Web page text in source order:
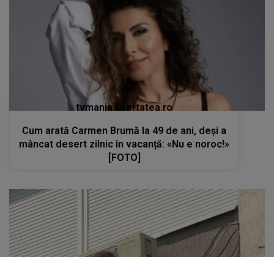
tvmania.libertatea.ro
Cum arată Carmen Brumă la 49 de ani, deși a
mâncat desert zilnic în vacanță: «Nu e noroc!»
[FOTO]